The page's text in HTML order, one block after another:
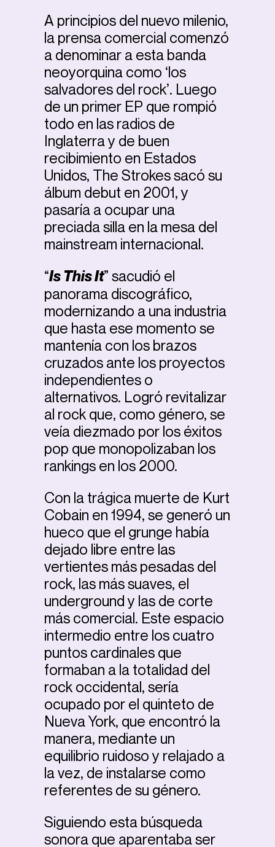
A principios del nuevo milenio,
la prensa comercial comenzó
a denominar a esta banda
neoyorquina como ‘los
salvadores del rock’. Luego
de un primer EP que rompió
todo en las radios de
Inglaterra y de buen
recibimiento en Estados
Unidos, The Strokes sacó su
álbum debut en 2001, y
pasaría a ocupar una
preciada silla en la mesa del
mainstream internacional.
“Is This It” sacudió el
panorama discográfico,
modernizando a una industria
que hasta ese momento se
mantenía con los brazos
cruzados ante los proyectos
independientes o
alternativos. Logró revitalizar
al rock que, como género, se
veía diezmado por los éxitos
pop que monopolizaban los
rankings en los 2000.
Con la trágica muerte de Kurt
Cobain en 1994, se generó un
hueco que el grunge había
dejado libre entre las
vertientes más pesadas del
rock, las más suaves, el
underground y las de corte
más comercial. Este espacio
intermedio entre los cuatro
puntos cardinales que
formaban a la totalidad del
rock occidental, sería
ocupado por el quinteto de
Nueva York, que encontró la
manera, mediante un
equilibrio ruidoso y relajado a
la vez, de instalarse como
referentes de su género.
Siguiendo esta búsqueda
sonora que aparentaba ser